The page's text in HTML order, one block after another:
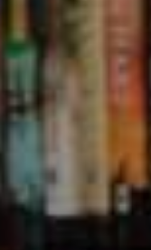
provider in